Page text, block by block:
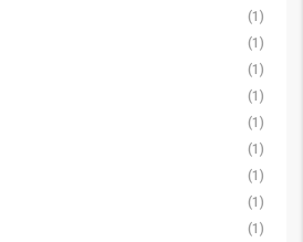
(1)
(1)
(1)
(1)
(1)
(1)
(1)
(1)
(1)